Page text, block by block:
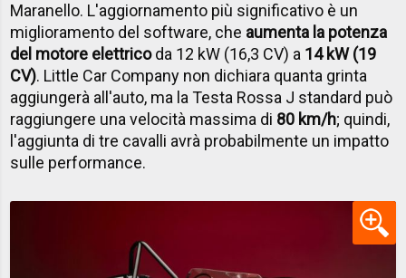
Maranello. L'aggiornamento più significativo è un
miglioramento del software, che aumenta la potenza
del motore elettricoda 12 kW (16,3 CV) a 14 kW (19
CV). Little Car Company non dichiara quanta grinta
aggiungerà all'auto, ma la Testa Rossa J standard può
raggiungere una velocità massima di 80 km/h; quindi,
l'aggiunta di tre cavalli avrà probabilmente un impatto
sulle performance.